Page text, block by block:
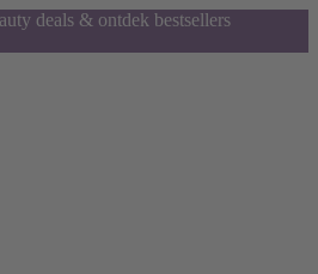
deals & ontdek bestsellers